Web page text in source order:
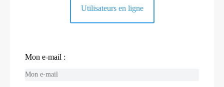
Utilisateurs en ligne
Mon e-mail :